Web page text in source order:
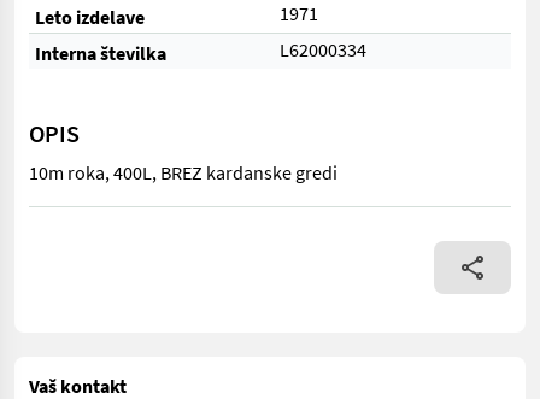
Leto izdelave
1971
Interna številka
L62000334
OPIS
10m roka, 400L, BREZ kardanske gredi
10m roka, 400L, BREZ kardanske gredi
Vaš kontakt